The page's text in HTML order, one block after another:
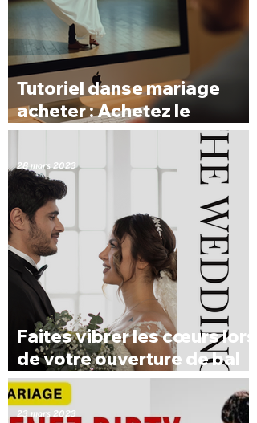
Tutoriel danse mariage
acheter : Achetez le
Tutoriel Parfait pour Votre
Faites vibrer les cœurs lors
de votre ouverture de bal
avec nos tutoriels inédits
pour futurs mariés
28 mars 2023
23 mars 2023